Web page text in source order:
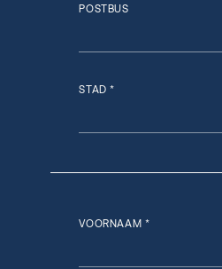
POSTBUS
STAD *
VOORNAAM *